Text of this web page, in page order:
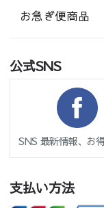
お急ぎ便商品
公式SNS
SNS 最新情報、お
支払い方法